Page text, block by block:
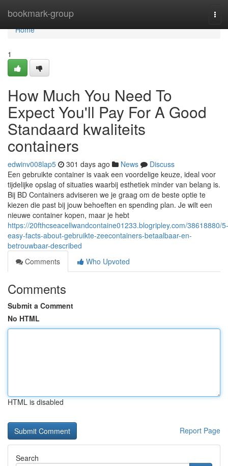
bookmark-group
Home
Home
1
How Much You Need To
Expect You'll Pay For A Good
Standaard kwaliteits
containers
edwinv008lap5 301 days ago News
Discuss
Een gebruikte container is vaak een voordelige keuze, ideal voor
tijdelijke opslag of situaties waarbij esthetiek minder van belang is.
Bij BD Containers adviseren we je graag om de beste optie te
kiezen die past bij jouw behoeften en spending plan. Je wilt een
nieuwe container kopen, maar je hebt
https://20fthcseacellwandcontaine01233.blogripley.com/38618880/5-
easy-facts-about-gebruikte-zeecontainers-betaalbaar-en-
betrouwbaar-described
Comments
Who Upvoted
Comments
Submit a Comment
No HTML
HTML is disabled
Report Page
Search